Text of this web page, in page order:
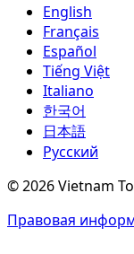
English
Français
Español
Tiếng Việt
Italiano
한국어
日本語
Русский
©2026Vietnam
Правовая